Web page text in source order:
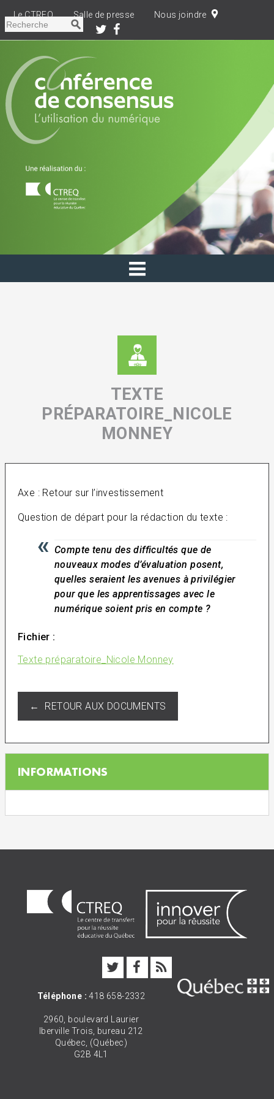
Le CTREQ Salle de presse Nous joindre
TEXTE
PRÉPARATOIRE_NICOLE
MONNEY
Axe : Retour sur l’investissement
Question de départ pour la rédaction du texte :
Compte tenu des difficultés que de
nouveaux modes d’évaluation posent,
quelles seraient les avenues à privilégier
pour que les apprentissages avec le
numérique soient pris en compte ?
Fichier :
Texte préparatoire_Nicole Monney
← RETOUR AUX DOCUMENTS
INFORMATIONS
Téléphone : 418 658-2332
2960, boulevard Laurier
Iberville Trois, bureau 212
Québec, (Québec)
G2B 4L1